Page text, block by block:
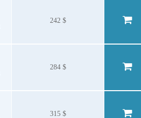
242 $
284 $
315 $